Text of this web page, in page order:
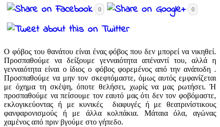
0 0
Ο φόβος του θανάτου είναι ένας φόβος που δεν μπορεί να νικηθεί.
Προσπαθούμε να δείξουμε γενναιότητα απέναντί του, αλλά η
γενναιότητα είναι ο ίδιος ο φόβος φορεμένος από την ανάποδη .
Προσπαθούμε να μην τον σκεφτόμαστε, όμως αυτός εμφανίζεται
με όχημα τη σκέψη, όποτε θελήσει, χωρίς να μας ρωτήσει. Ή
προσπαθούμε να πείσουμε τον εαυτό μας ότι δεν τον φοβόμαστε,
εκλογικεύοντας ή με κυνικές διαφυγές ή με θεατρινίστικους
φανφαρονισμούς ή με άλλα κολπάκια. Μάταια όλα, αγώνας
χαμένος από πριν βγούμε στο γήπεδο.